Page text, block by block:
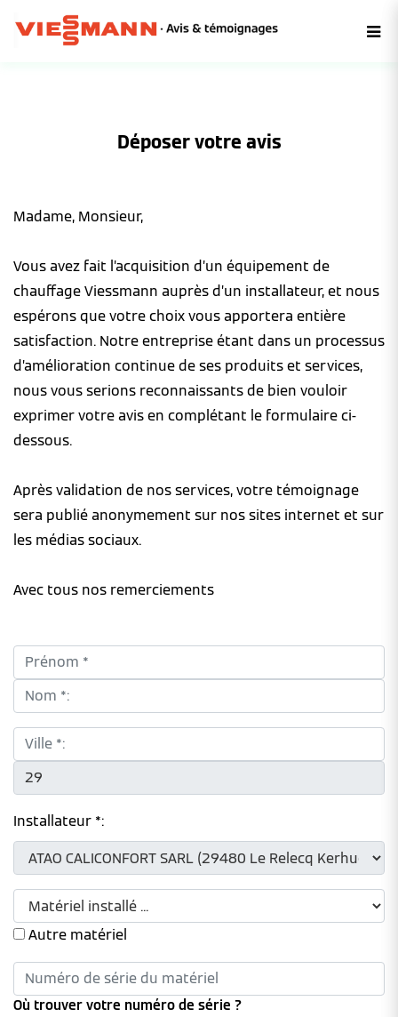
Déposer votre avis
Madame, Monsieur,
Vous avez fait l’acquisition d’un équipement de
chauffage Viessmann auprès d’un installateur, et nous
espérons que votre choix vous apportera entière
satisfaction. Notre entreprise étant dans un processus
d’amélioration continue de ses produits et services,
nous vous serions reconnaissants de bien vouloir
exprimer votre avis en complétant le formulaire ci-
dessous.
Après validation de nos services, votre témoignage
sera publié anonymement sur nos sites internet et sur
les médias sociaux.
Avec tous nos remerciements
Prénom *:
Nom *:
Ville *:
CP *:
Installateur *:
Autre matériel
Où trouver votre numéro de série ?